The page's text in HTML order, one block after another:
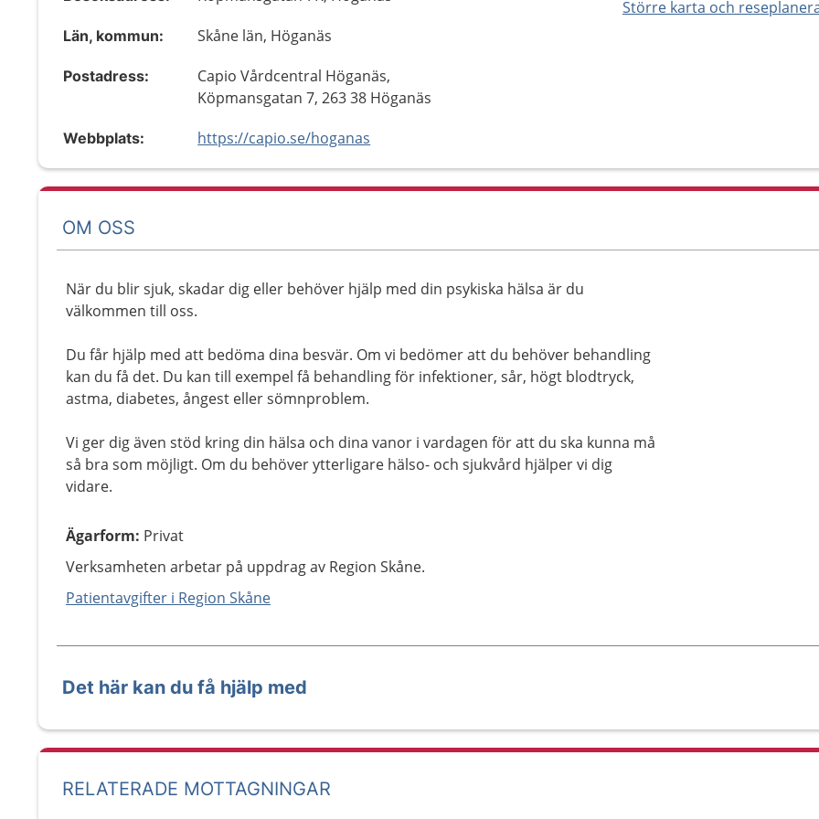
Större karta och
Län, kommun: Skåne län, Höganäs
Postadress:
Capio Vårdcentral Höganäs,
Köpmansgatan 7, 263 38 Höganäs
Webbplats: https://capio.se/hoganas
OM OSS
När du blir sjuk, skadar dig eller behöver hjälp med din psykiska hälsa är du
välkommen till oss.
Du får hjälp med att bedöma dina besvär. Om vi bedömer att du behöver behandling
kan du få det. Du kan till exempel få behandling för infektioner, sår, högt blodtryck,
astma, diabetes, ångest eller sömnproblem.
Vi ger dig även stöd kring din hälsa och dina vanor i vardagen för att du ska kunna må
så bra som möjligt. Om du behöver ytterligare hälso- och sjukvård hjälper vi dig
vidare.
Ägarform: Privat
Verksamheten arbetar på uppdrag av Region Skåne.
Patientavgifter i Region Skåne
Det här kan du få hjälp med
RELATERADE MOTTAGNINGAR